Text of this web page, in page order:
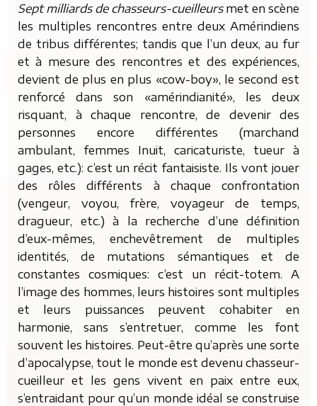
Sept milliards de chasseurs-cueilleursmet en scène
les multiples rencontres entre deux Amérindiens
de tribus différentes; tandis que l’un deux, au fur
et à mesure des rencontres et des expériences,
devient de plus en plus «cow-boy», le second est
renforcé dans son «amérindianité», les deux
risquant, à chaque rencontre, de devenir des
personnes encore différentes (marchand
ambulant, femmes Inuit, caricaturiste, tueur à
gages, etc.): c’est un récit fantaisiste. Ils vont jouer
des rôles différents à chaque confrontation
(vengeur, voyou, frère, voyageur de temps,
dragueur, etc.) à la recherche d’une définition
d’eux-mêmes, enchevêtrement de multiples
identités, de mutations sémantiques et de
constantes cosmiques: c’est un récit-totem. A
l’image des hommes, leurs histoires sont multiples
et leurs puissances peuvent cohabiter en
harmonie, sans s’entretuer, comme les font
souvent les histoires. Peut-être qu’après une sorte
d’apocalypse, tout le monde est devenu chasseur-
cueilleur et les gens vivent en paix entre eux,
s’entraidant pour qu’un monde idéal se construise